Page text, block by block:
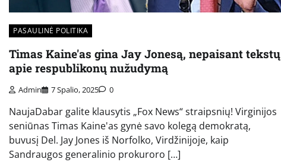
PASAULINĖ POLITIKA
Timas Kaine'as gina Jay Jonesą, nepaisant tekstų
apie respublikonų nužudymą
Admin 7 Spalio, 2025 0
NaujaDabar galite klausytis „Fox News“ straipsnių! Virginijos
seniūnas Timas Kaine'as gynė savo kolegą demokratą,
buvusį Del. Jay Jones iš Norfolko, Virdžinijoje, kaip
Sandraugos generalinio prokuroro […]